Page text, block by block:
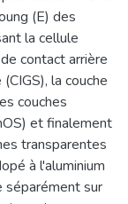
(E) des
la cellule
contact arrière
la couche
couches
et finalement
transparentes
à l'aluminium
séparément sur